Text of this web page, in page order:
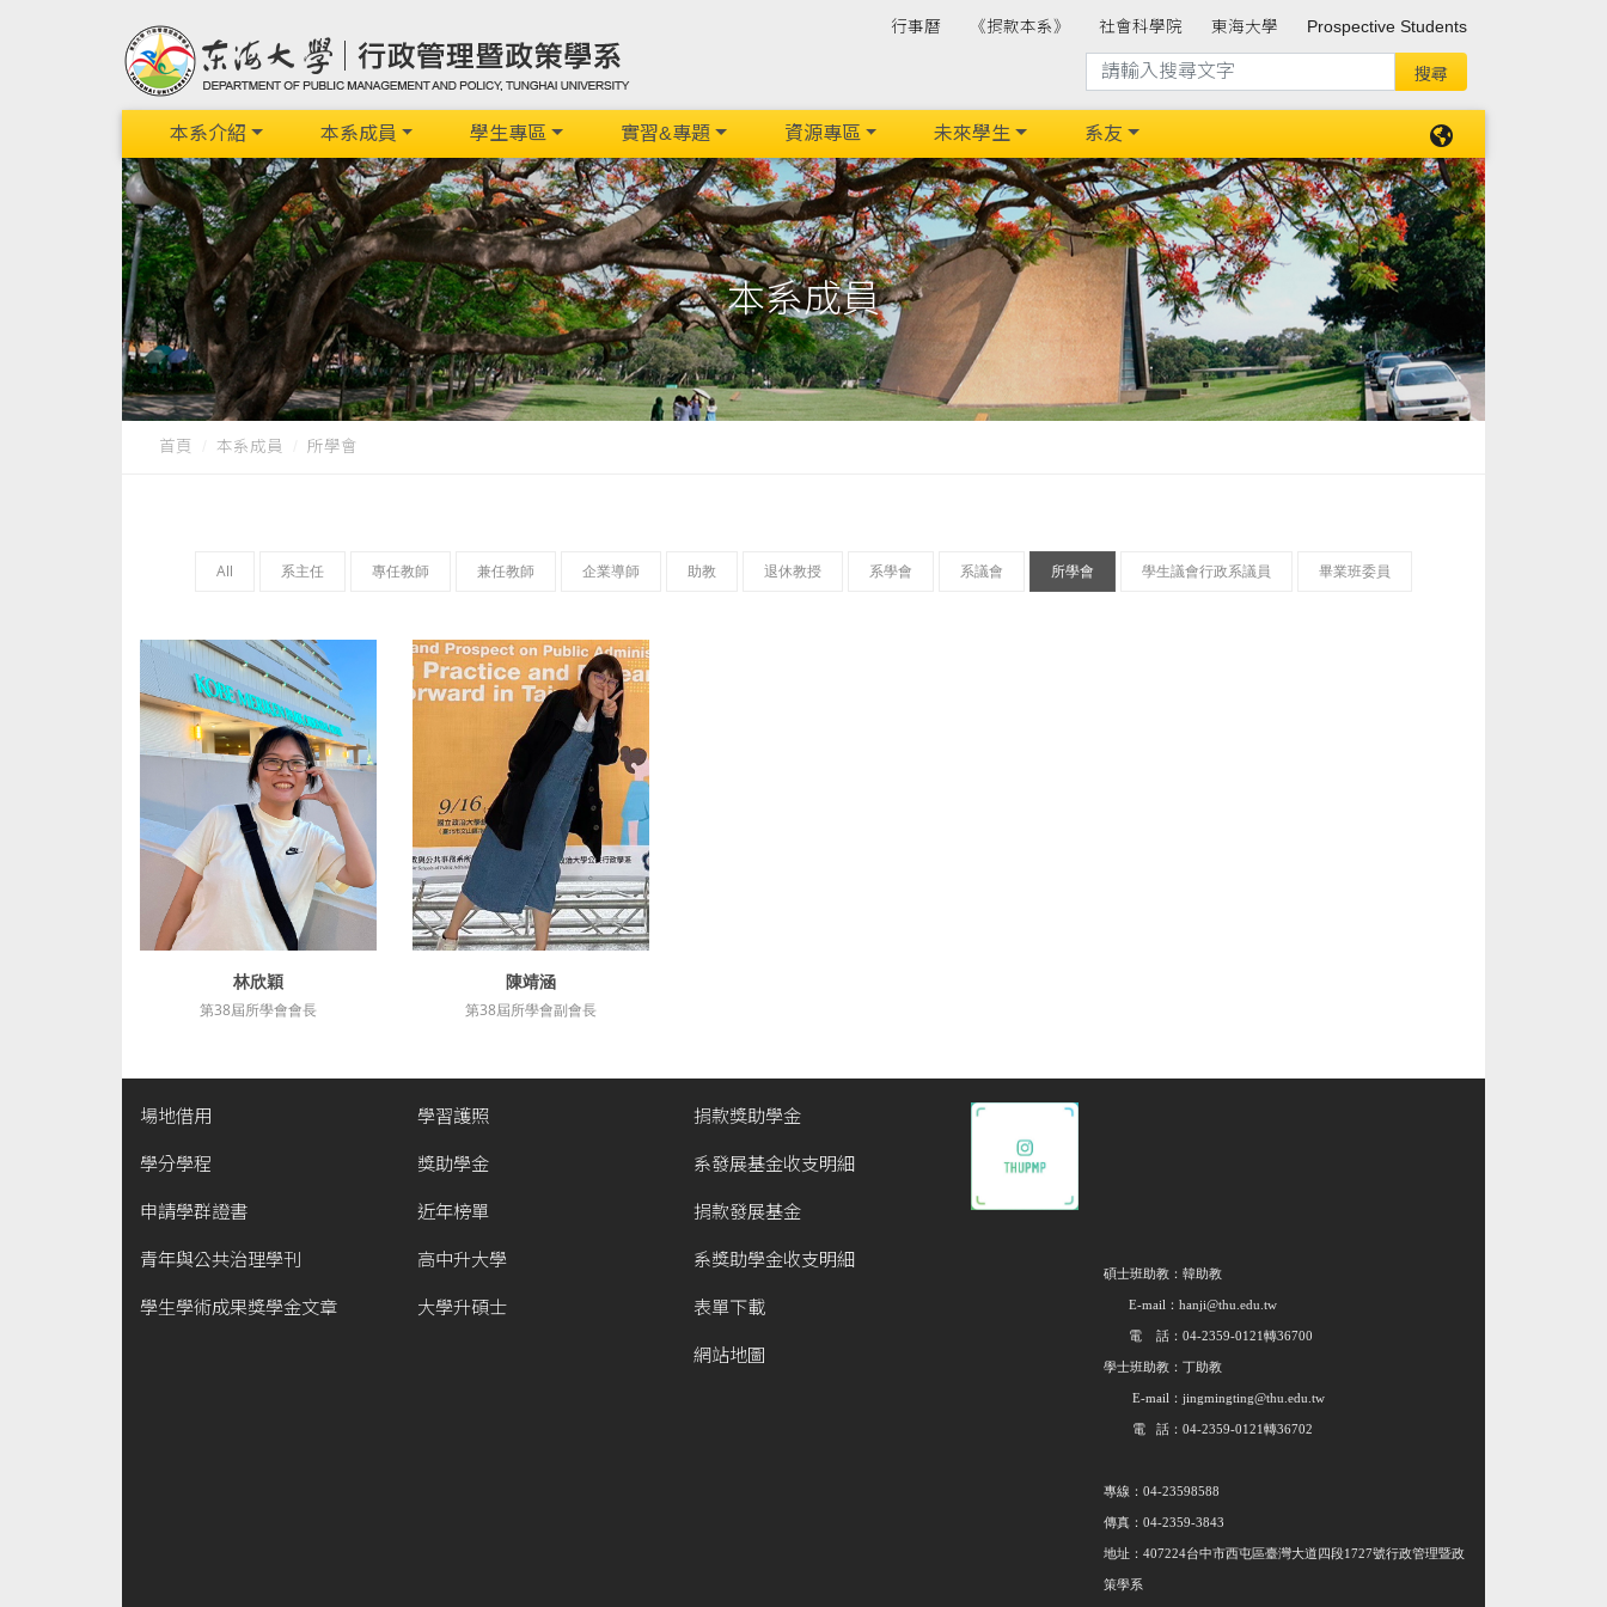
行事曆 《捐款本系》 社會科學院 東海大學 Prospective Students
本系介紹 本系成員 學生專區 實習&專題 資源專區 未來學生 系友
本系成員
首頁 本系成員 所學會
All 系主任 專任教師 兼任教師 企業導師 助教 退休教授 系學會 系議會 所學會 學生議會行政系議員 畢業班委員
詳細資訊
林欣穎
第38屆所學會會長
詳細資訊
陳靖涵
第38屆所學會副會長
場地借用
學分學程
申請學群證書
青年與公共治理學刊
學生學術成果獎學金文章
學習護照
獎助學金
近年榜單
高中升大學
大學升碩士
捐款獎助學金
系發展基金收支明細
捐款發展基金
系獎助學金收支明細
表單下載
網站地圖
碩士班助教：韓助教
E-mail：hanji@thu.edu.tw
電 話：04-2359-0121轉36700
學士班助教：丁助教
E-mail：jingmingting@thu.edu.tw
電 話：04-2359-0121轉36702
專線：04-23598588
傳真：04-2359-3843
地址：407224台中市西屯區臺灣大道四段1727號行政管理暨政
策學系